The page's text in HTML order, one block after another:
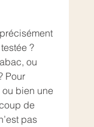
?
ou
Pour
bien une
de
pas